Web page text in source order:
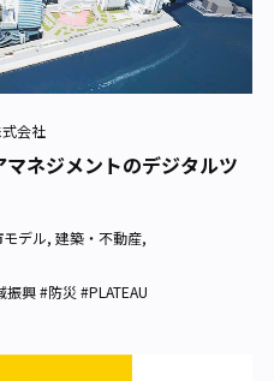
会社
ネジメントのデジタルツ
デル, 建築・不動産,
興 #防災 #PLATEAU